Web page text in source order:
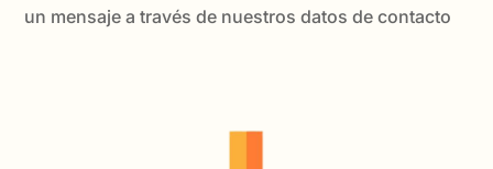
un mensaje a través de nuestros datos de contacto